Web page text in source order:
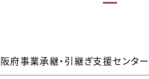
府事業承継・引継ぎ支援センタ